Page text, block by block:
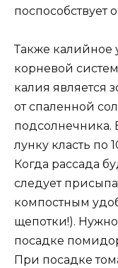
поспособствует
Также калийное
корневой
калия является
от спаленной
подсолнечника.
лунку класть по
Когда рассада
следует
компостным
щепотки!).
посадке
При посадке